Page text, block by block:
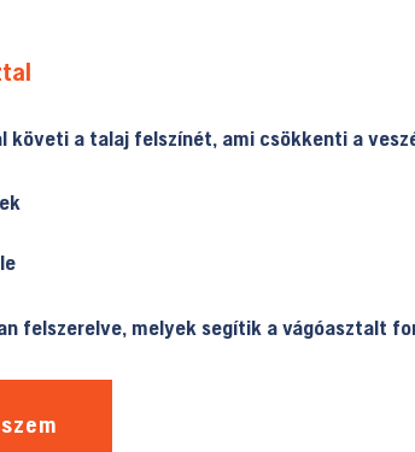
követi a talaj felszínét, ami csökkenti a
felszerelve, melyek segítik a vágóasztalt